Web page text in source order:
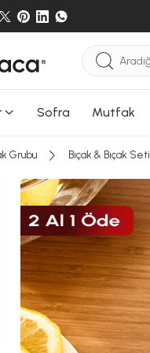
Sofra Mutfak
Grubu Bıçak & Bıçak Seti